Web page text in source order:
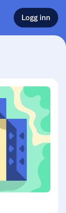
Logg inn